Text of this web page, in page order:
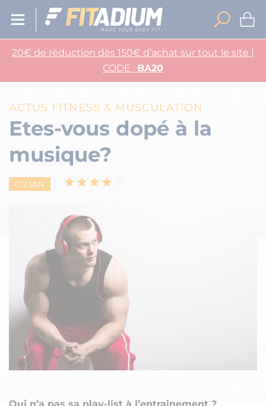
20€ de réduction dès 150€ d’achat sur tout le site |
CODE : BA20
ACTUS FITNESS & MUSCULATION
Etes-vous dopé à la
musique?
2 MIN